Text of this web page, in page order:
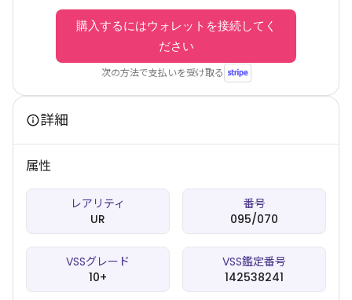
購入するにはウォレットを接続してく
ださい
次の方法で支払いを受け取る
詳細
属性
レアリティ
UR
番号
095/070
VSSグレード
10+
VSS鑑定番号
142538241